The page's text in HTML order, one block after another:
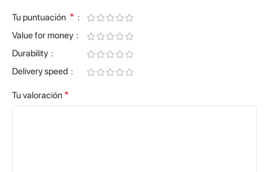
Tu puntuación *
Value for money
Durability
Delivery speed
Tu valoración *